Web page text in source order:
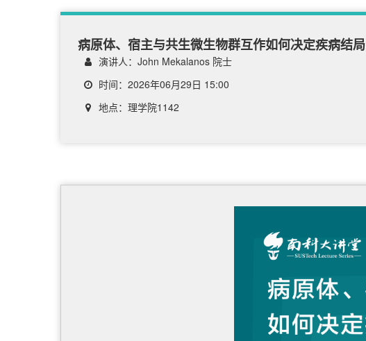
病原体、宿主与共生微生物群互作如何决定疾病结局
演讲人：John Mekalanos 院士
时间：2026年06月29日 15:00
地点：理学院1142